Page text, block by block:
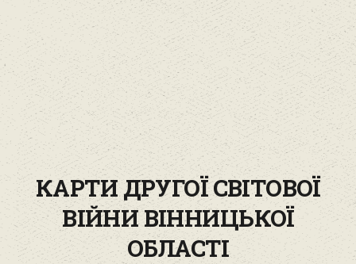
КАРТИ ДРУГОЇ СВІТОВОЇ
ВІЙНИ ВІННИЦЬКОЇ
ОБЛАСТІ